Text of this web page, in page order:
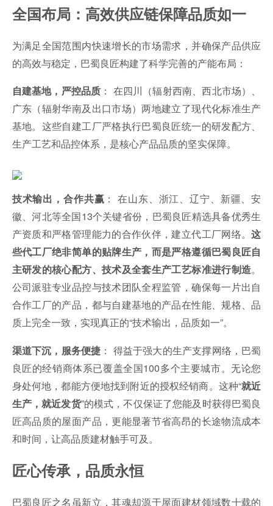
全国布局：高效供应链保障品质如一
为满足全国范围内快速增长的市场需求，并确保产品供应
的高效与稳定，巴蜀良匠构建了科学完善的产能布局：
自建基地，严控品质 ： 在四川（辐射西南、西北市场）、
广东（辐射华南及出口市场）两地建立了现代化标准生产
基地。这些自建工厂严格执行巴蜀良匠统一的研发配方、
生产工艺和品控体系，是核心产品品质的坚实保障。
技术输出，合作共赢 ： 在山东、浙江、辽宁、新疆、安
徽、河北等全国13个关键省份，巴蜀良匠精选具备优秀生
产资质和严格管理能力的合作伙伴，建立代工厂网络。这
些代工厂绝非简单的贴牌生产，而是严格遵循巴蜀良匠自
主研发的核心配方、技术及全套生产工艺标准进行制造。
公司派驻专业品控与技术团队全程监管，确保每一片出自
合作工厂的产品，都与自建基地的产品在性能、规格、品
质上完全一致，实现真正的“技术输出，品质如一”。
渠道下沉，服务便捷 ： 得益于强大的生产支撑网络，巴蜀
良匠的经销商体系已覆盖全国100多个主要城市。无论您
身处何地，都能方便地找到附近的授权经销商。这种“就近
生产，就近发货”的模式，不仅保证了您能及时获得巴蜀良
匠高品质的屋面产品，更能显著节省高昂的长途物流成本
和时间，让高品质建材触手可及。
匠心传承，品质永恒
巴蜀良匠之名虽新立，其魂却源于屋面建材领域数十载的